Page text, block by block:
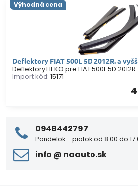
Deflektory FIAT 500L 5D 2012R. a
Výhodná cena
Deflektory HEKO pre FIAT 500L 5D
Import kód: 15171
0948442797
Pondelok - piatok od 8:00 do
info ​@ naauto​.sk